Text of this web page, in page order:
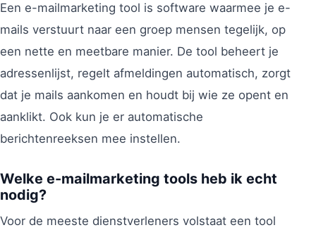
Een e-mailmarketing tool is software waarmee je e-
mails verstuurt naar een groep mensen tegelijk, op
een nette en meetbare manier. De tool beheert je
adressenlijst, regelt afmeldingen automatisch, zorgt
dat je mails aankomen en houdt bij wie ze opent en
aanklikt. Ook kun je er automatische
berichtenreeksen mee instellen.
Welke e-mailmarketing tools heb ik echt
nodig?
Voor de meeste dienstverleners volstaat een tool